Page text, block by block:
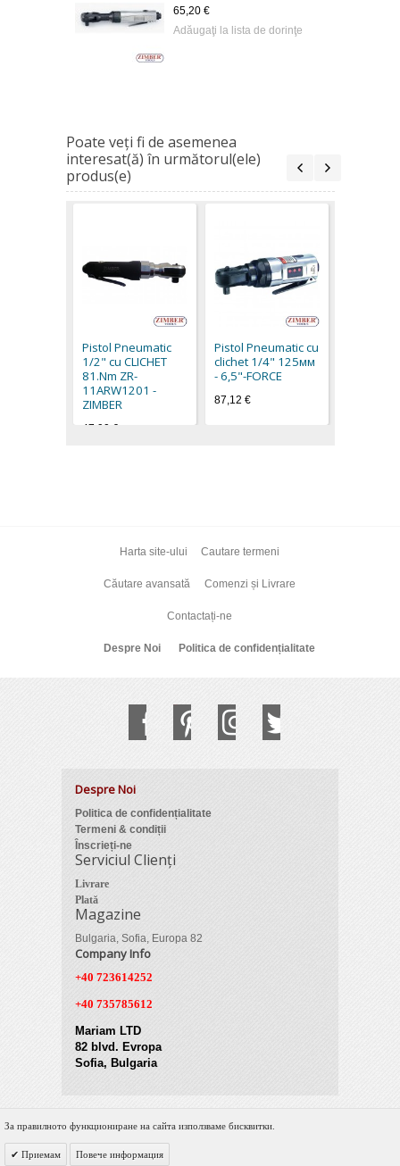
65,20 €
Adăugaţi la lista de dorinţe
Poate veţi fi de asemenea
interesat(ă) în următorul(ele)
produs(e)
Pistol Pneumatic
1/2" cu CLICHET
81.Nm ZR-
11ARW1201 -
ZIMBER
47,90 €
Pistol Pneumatic cu
clichet 1/4" 125мм
- 6,5"-FORCE
87,12 €
Harta site-ului Cautare termeni
Căutare avansată Comenzi și Livrare
Contactați-ne
Despre Noi Politica de confidențialitate
Despre Noi
Politica de confidențialitate
Termeni & condiții
Înscrieți-ne
Serviciul Clienți
Livrare
Plată
Magazine
Bulgaria, Sofia, Europa 82
Company Info
+40 723614252
+40 735785612
Mariam LTD
82 blvd. Evropa
Sofia, Bulgaria
© 2012 Zimber Tools. All Rights Reserved.
За правилното функциониране на сайта използваме бисквитки.
Приемам Повече информация
Powered by DigiNET